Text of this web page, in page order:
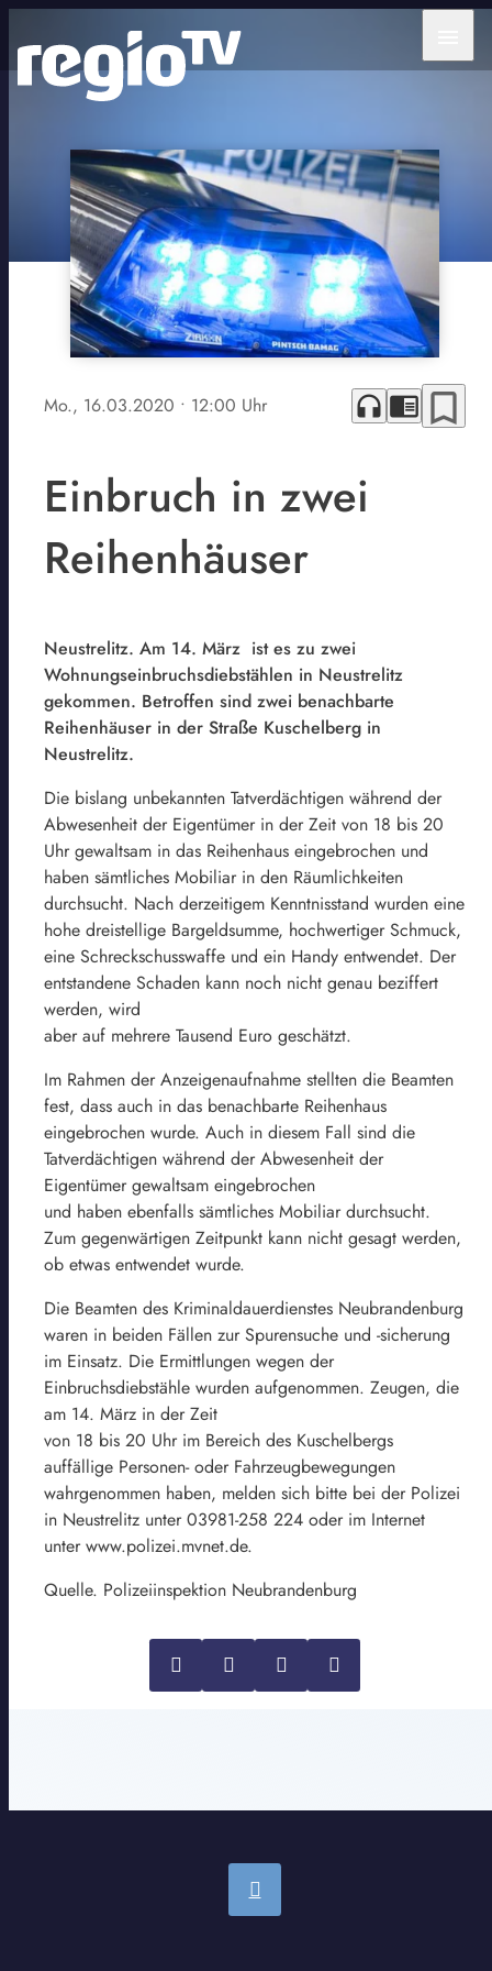
Mo., 16.03.2020 • 12:00 Uhr headphones chrome_reader_mode bookmark_border
Einbruch in zwei
Reihenhäuser
Neustrelitz. Am 14. März ist es zu zwei
Wohnungseinbruchsdiebstählen in Neustrelitz
gekommen. Betroffen sind zwei benachbarte
Reihenhäuser in der Straße Kuschelberg in
Neustrelitz.
Die bislang unbekannten Tatverdächtigen während der
Abwesenheit der Eigentümer in der Zeit von 18 bis 20
Uhr gewaltsam in das Reihenhaus eingebrochen und
haben sämtliches Mobiliar in den Räumlichkeiten
durchsucht. Nach derzeitigem Kenntnisstand wurden eine
hohe dreistellige Bargeldsumme, hochwertiger Schmuck,
eine Schreckschusswaffe und ein Handy entwendet. Der
entstandene Schaden kann noch nicht genau beziffert
werden, wird
aber auf mehrere Tausend Euro geschätzt.
Im Rahmen der Anzeigenaufnahme stellten die Beamten
fest, dass auch in das benachbarte Reihenhaus
eingebrochen wurde. Auch in diesem Fall sind die
Tatverdächtigen während der Abwesenheit der
Eigentümer gewaltsam eingebrochen
und haben ebenfalls sämtliches Mobiliar durchsucht.
Zum gegenwärtigen Zeitpunkt kann nicht gesagt werden,
ob etwas entwendet wurde.
Die Beamten des Kriminaldauerdienstes Neubrandenburg
waren in beiden Fällen zur Spurensuche und -sicherung
im Einsatz. Die Ermittlungen wegen der
Einbruchsdiebstähle wurden aufgenommen. Zeugen, die
am 14. März in der Zeit
von 18 bis 20 Uhr im Bereich des Kuschelbergs
auffällige Personen- oder Fahrzeugbewegungen
wahrgenommen haben, melden sich bitte bei der Polizei
in Neustrelitz unter 03981-258 224 oder im Internet
unter www.polizei.mvnet.de.
Quelle. Polizeiinspektion Neubrandenburg